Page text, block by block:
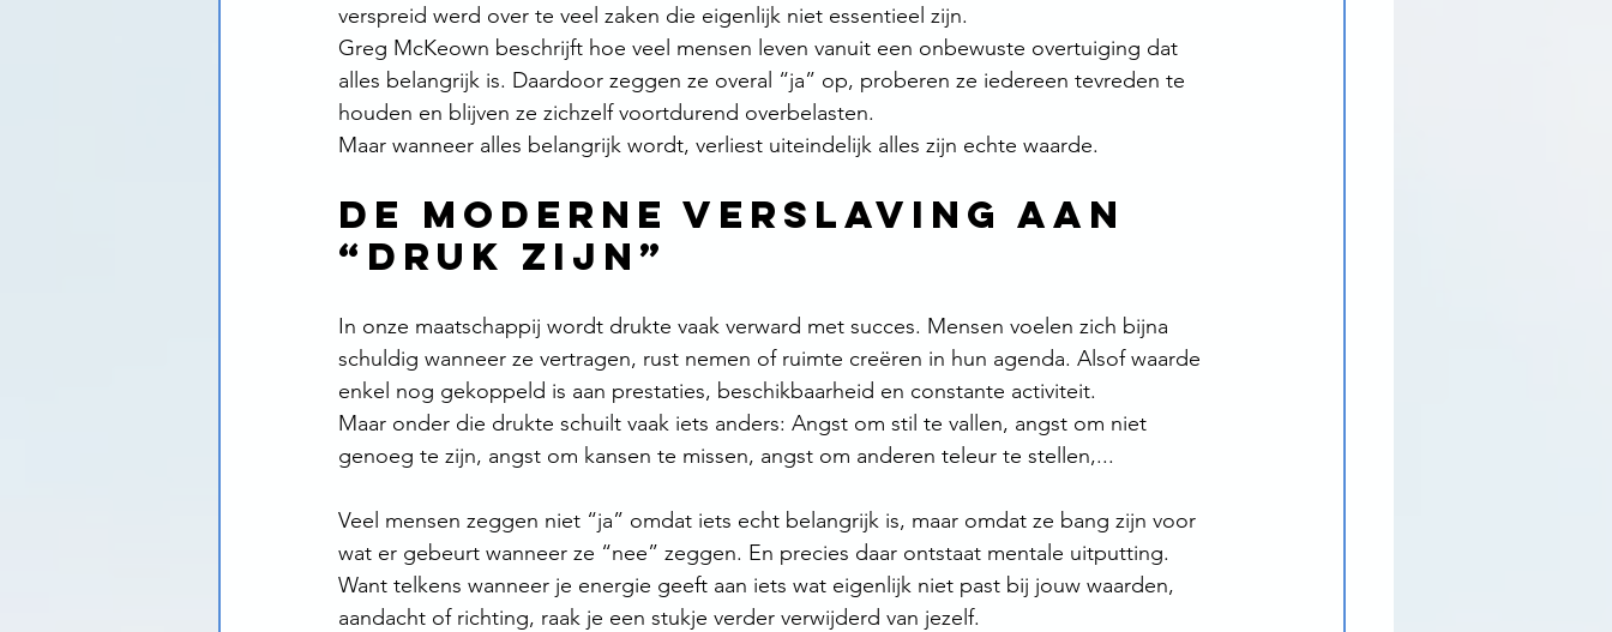
verspreid werd over te veel zaken die eigenlijk niet essentieel zijn.
Greg McKeown beschrijft hoe veel mensen leven vanuit een onbewuste overtuiging dat
alles belangrijk is. Daardoor zeggen ze overal “ja” op, proberen ze iedereen tevreden te
houden en blijven ze zichzelf voortdurend overbelasten.
Maar wanneer alles belangrijk wordt, verliest uiteindelijk alles zijn echte waarde.
De moderne verslaving aan
“druk zijn”
In onze maatschappij wordt drukte vaak verward met succes. Mensen voelen zich bijna
schuldig wanneer ze vertragen, rust nemen of ruimte creëren in hun agenda. Alsof waarde
enkel nog gekoppeld is aan prestaties, beschikbaarheid en constante activiteit.
Maar onder die drukte schuilt vaak iets anders: Angst om stil te vallen, angst om niet
genoeg te zijn, angst om kansen te missen, angst om anderen teleur te stellen,...
Veel mensen zeggen niet “ja” omdat iets echt belangrijk is, maar omdat ze bang zijn voor
wat er gebeurt wanneer ze “nee” zeggen. En precies daar ontstaat mentale uitputting.
Want telkens wanneer je energie geeft aan iets wat eigenlijk niet past bij jouw waarden,
aandacht of richting, raak je een stukje verder verwijderd van jezelf.